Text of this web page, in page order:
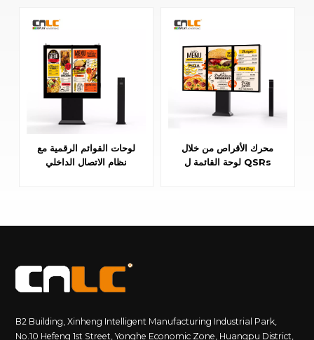
لوحات القوائم الرقمية مع
نظام الاتصال الداخلي
محرك الأقراص من خلال
لوحة القائمة ل QSRs
B2 Building, Xinheng Intelligent Manufacturing Industrial Park,
No.10 Hefeng 1st Street, Yonghe Economic Zone, Huangpu District,